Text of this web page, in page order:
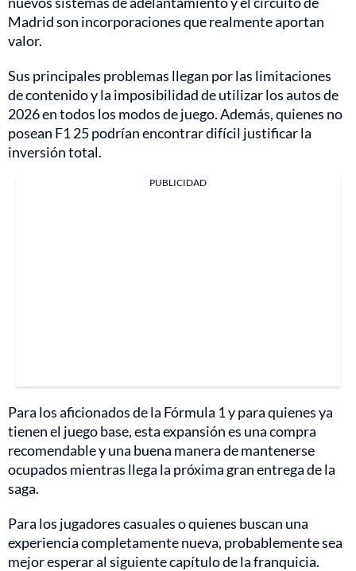
Madrid son incorporaciones que realmente aportan
valor.
Sus principales problemas llegan por las limitaciones
de contenido y la imposibilidad de utilizar los autos de
2026 en todos los modos de juego. Además, quienes no
posean F1 25 podrían encontrar difícil justificar la
inversión total.
PUBLICIDAD
Para los aficionados de la Fórmula 1 y para quienes ya
tienen el juego base, esta expansión es una compra
recomendable y una buena manera de mantenerse
ocupados mientras llega la próxima gran entrega de la
saga.
Para los jugadores casuales o quienes buscan una
experiencia completamente nueva, probablemente sea
mejor esperar al siguiente capítulo de la franquicia.